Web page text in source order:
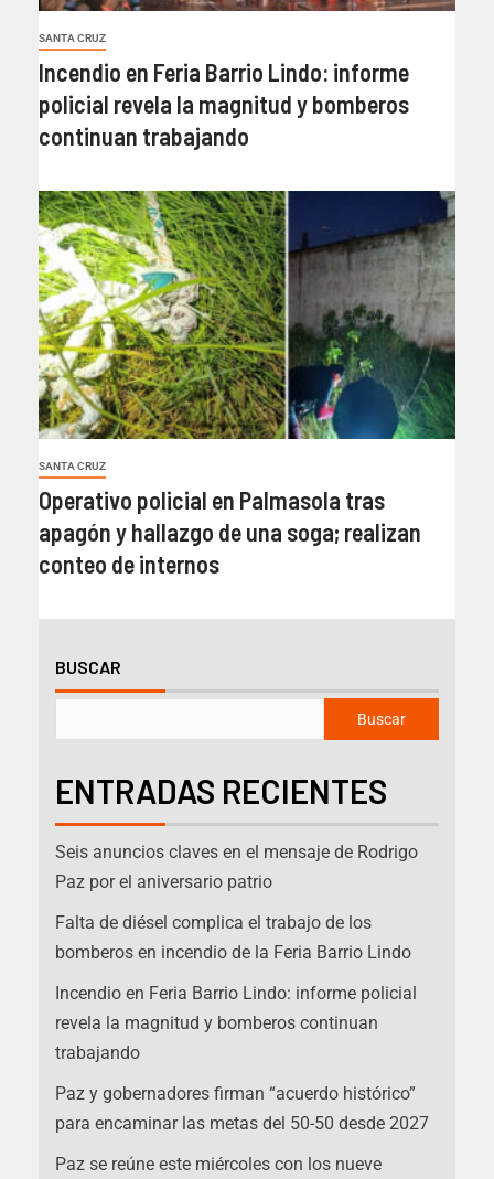
SANTA CRUZ
Incendio en Feria Barrio Lindo: informe
policial revela la magnitud y bomberos
continuan trabajando
SANTA CRUZ
Operativo policial en Palmasola tras
apagón y hallazgo de una soga; realizan
conteo de internos
BUSCAR
Buscar
ENTRADAS RECIENTES
Seis anuncios claves en el mensaje de Rodrigo
Paz por el aniversario patrio
Falta de diésel complica el trabajo de los
bomberos en incendio de la Feria Barrio Lindo
Incendio en Feria Barrio Lindo: informe policial
revela la magnitud y bomberos continuan
trabajando
Paz y gobernadores firman “acuerdo histórico”
para encaminar las metas del 50-50 desde 2027
Paz se reúne este miércoles con los nueve